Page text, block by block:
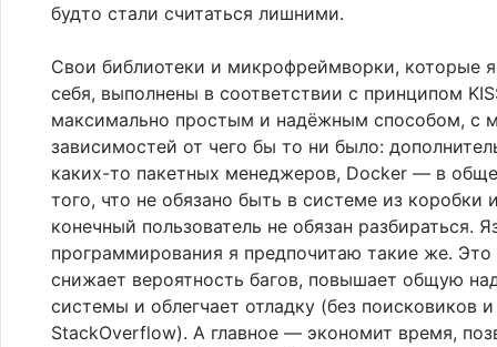
будто стали считаться лишними.
Свои библиотеки и микрофреймворки, которые
себя, выполнены в соответствии с принципом
максимально простым и надёжным способом, с
зависимостей от чего бы то ни было:
каких-то пакетных менеджеров, Docker — в
того, что не обязано быть в системе из коробки
конечный пользователь не обязан разбираться.
программирования я предпочитаю такие же. Это
снижает вероятность багов, повышает общую
системы и облегчает отладку (без поисковиков и
StackOverflow). А главное — экономит время,